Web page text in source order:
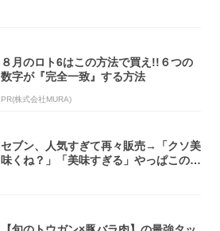
８月のロト6はこの方法で買え!!６つの
数字が『完全一致』する方法
PR(株式会社MURA)
セブン、人気すぎて再々販売→「クソ美
味くね？」「美味すぎる」やっぱこのク